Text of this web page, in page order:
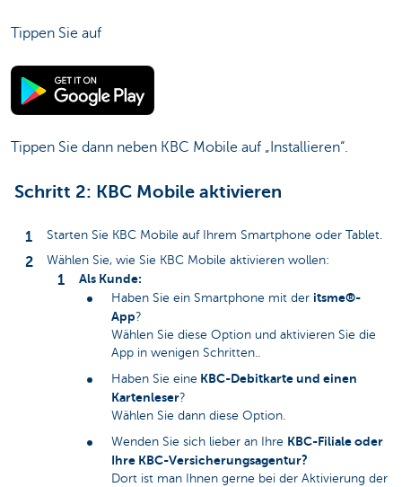
Tippen Sie auf
Tippen Sie dann neben KBC Mobile auf „Installieren“.
Schritt 2: KBC Mobile aktivieren
Starten Sie KBC Mobile auf Ihrem Smartphone oder Tablet.
Wählen Sie, wie Sie KBC Mobile aktivieren wollen:
Als Kunde:
Haben Sie ein Smartphone mit der itsme®-
App?
Wählen Sie diese Option und aktivieren Sie die
App in wenigen Schritten..
Haben Sie eine KBC-Debitkarte und einen
Kartenleser?
Wählen Sie dann diese Option.
Wenden Sie sich lieber an Ihre KBC-Filiale oder
Ihre KBC-Versicherungsagentur?
Dort ist man Ihnen gerne bei der Aktivierung der